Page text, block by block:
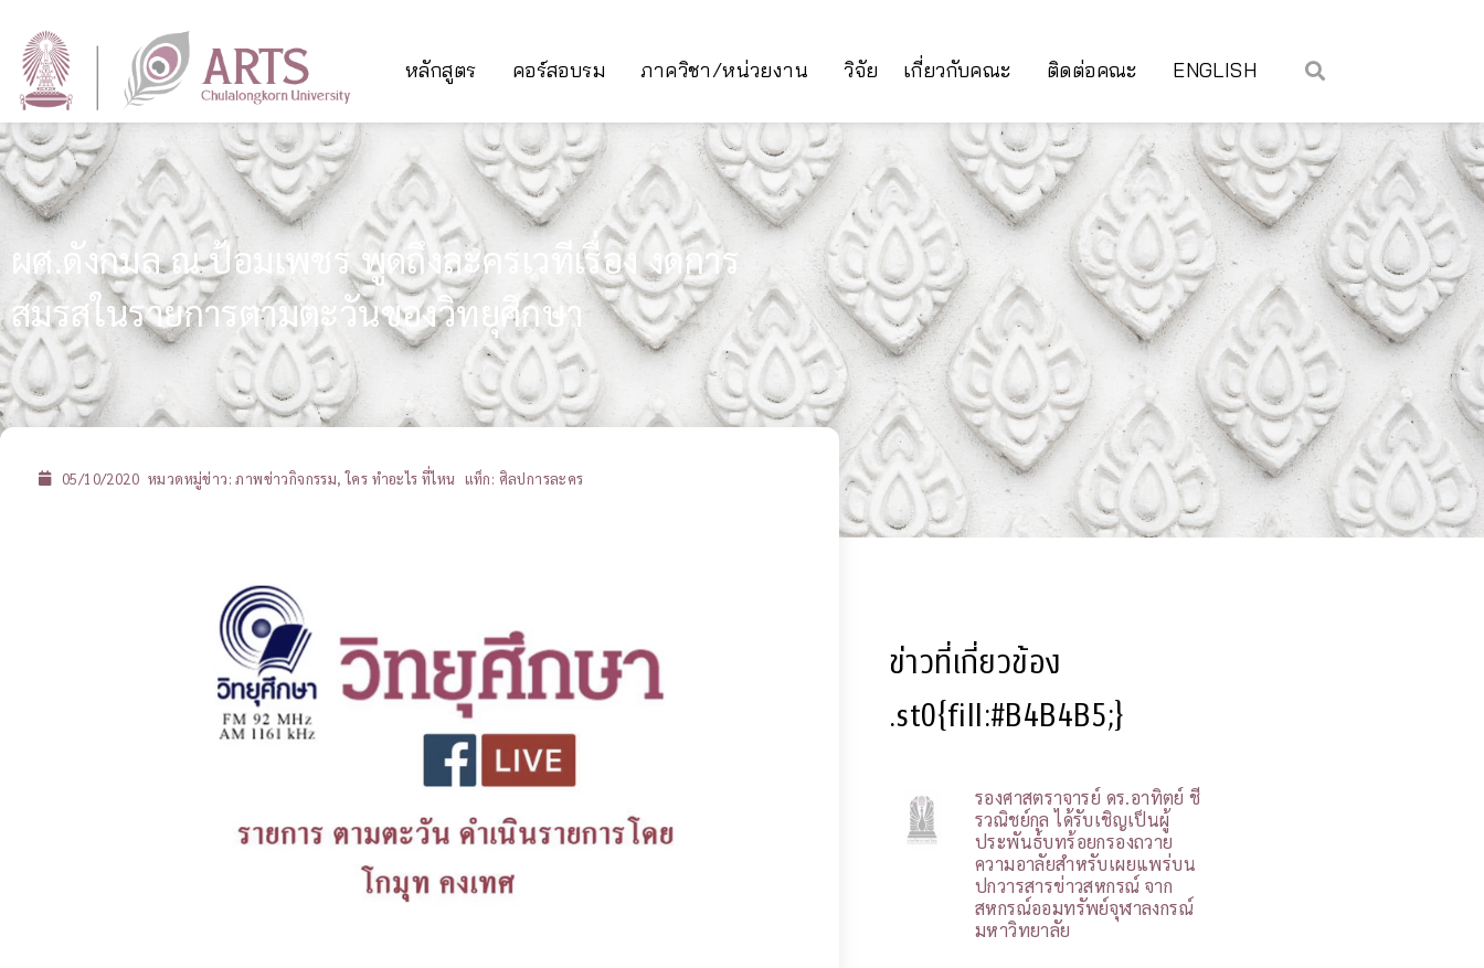
หลักสูตร คอร์สอบรม ภาควิชา/หน่วยงาน วิจัย เกี่ยวกับคณะ ติดต่อคณะ ENGLISH
ผศ.ดังกมล ณ ป้อมเพชร พูดถึงละครเวทีเรื่อง งดการ
สมรสในรายการตามตะวันของวิทยุศึกษา
05/10/2020 หมวดหมู่ข่าว:ภาพข่าวกิจกรรม,ใคร ทำอะไร ที่ไหน แท็ก: ศิลปการละคร
ข่าวที่เกี่ยวข้อง
.st0{fill:#B4B4B5;}
รองศาสตราจารย์ ดร.อาทิตย์ ชี
รวณิชย์กุล ได้รับเชิญเป็นผู้
ประพันธ์บทร้อยกรองถวาย
ความอาลัยสำหรับเผยแพร่บน
ปกวารสารข่าวสหกรณ์ จาก
สหกรณ์ออมทรัพย์จุฬาลงกรณ์
มหาวิทยาลัย